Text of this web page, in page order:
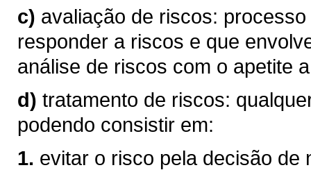
c) avaliação de riscos:
responder a riscos e que
análise de riscos com o apetite
d) tratamento de riscos:
podendo consistir em:
1. evitar o risco pela decisão de